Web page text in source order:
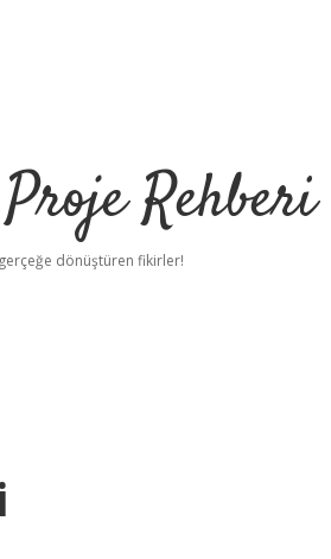
Rehberi
dönüştüren fikirler!